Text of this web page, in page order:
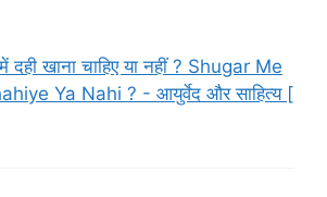
दही खाना चाहिए या नहीं ? Shugar Me
Ya Nahi ? - आयुर्वेद और साहित्य [